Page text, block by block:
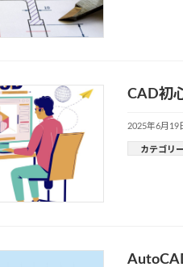
CAD初
2025年6月19
カテゴリ